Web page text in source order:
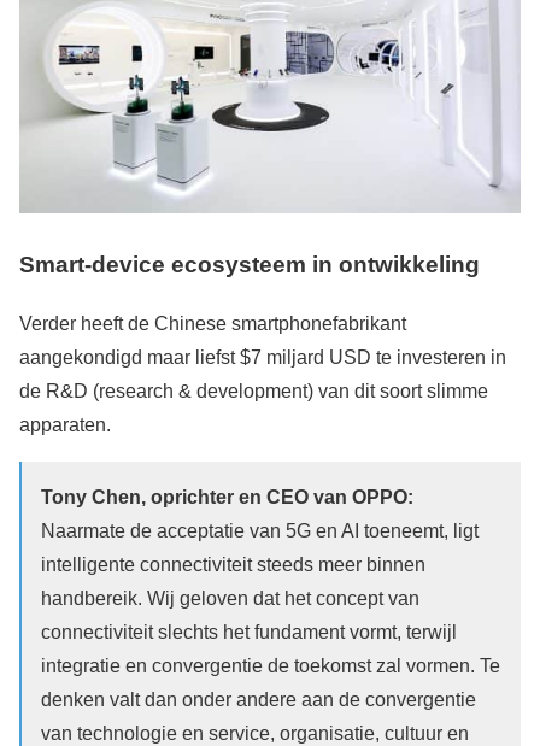
Smart-device ecosysteem in ontwikkeling
Verder heeft de Chinese smartphonefabrikant
aangekondigd maar liefst $7 miljard USD te investeren in
de R&D (research & development) van dit soort slimme
apparaten.
Tony Chen, oprichter en CEO van OPPO:
Naarmate de acceptatie van 5G en AI toeneemt, ligt
intelligente connectiviteit steeds meer binnen
handbereik. Wij geloven dat het concept van
connectiviteit slechts het fundament vormt, terwijl
integratie en convergentie de toekomst zal vormen. Te
denken valt dan onder andere aan de convergentie
van technologie en service, organisatie, cultuur en